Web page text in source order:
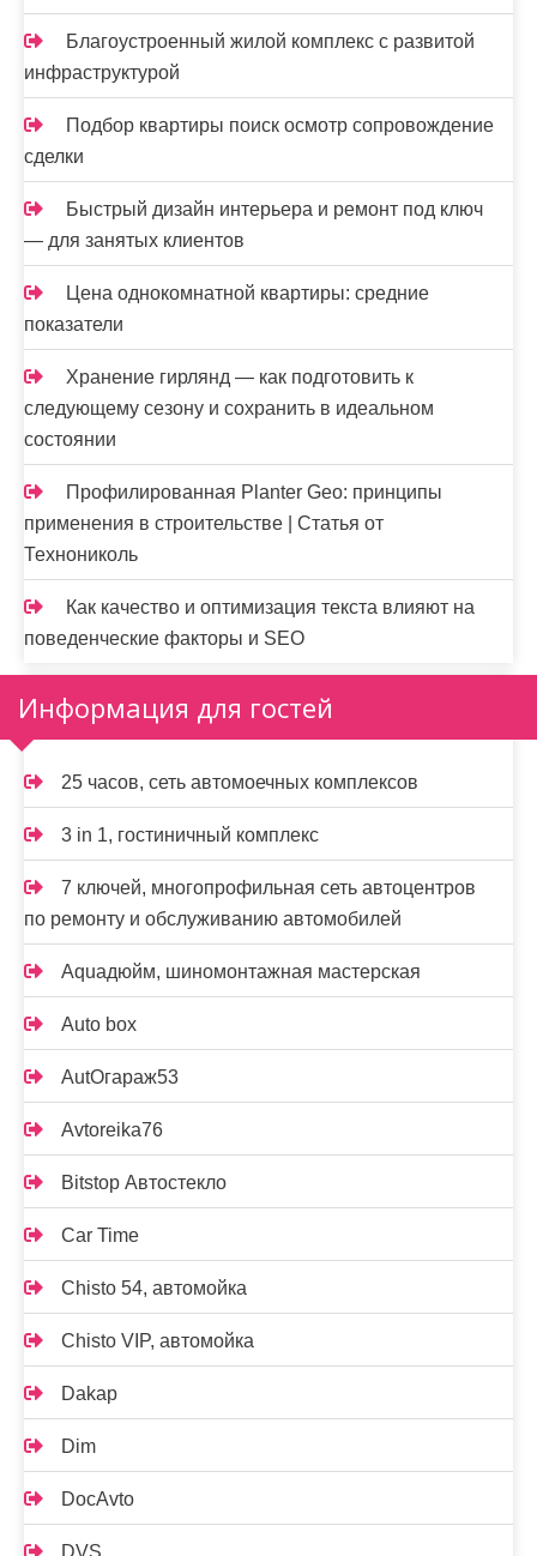
Благоустроенный жилой комплекс с развитой
инфраструктурой
Подбор квартиры поиск осмотр сопровождение
сделки
Быстрый дизайн интерьера и ремонт под ключ
— для занятых клиентов
Цена однокомнатной квартиры: средние
показатели
Хранение гирлянд — как подготовить к
следующему сезону и сохранить в идеальном
состоянии
Профилированная Planter Geo: принципы
применения в строительстве | Статья от
Технониколь
Как качество и оптимизация текста влияют на
поведенческие факторы и SEO
Информация для гостей
25 часов, сеть автомоечных комплексов
3 in 1, гостиничный комплекс
7 ключей, многопрофильная сеть автоцентров
по ремонту и обслуживанию автомобилей
Aquaдюйм, шиномонтажная мастерская
Auto box
AutOгараж53
Avtoreika76
Bitstop Автостекло
Car Time
Chisto 54, автомойка
Chisto VIP, автомойка
Dakap
Dim
DocAvto
DVS